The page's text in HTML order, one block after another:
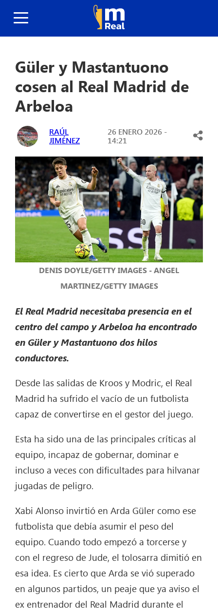
Güler y Mastantuono
cosen al Real Madrid de
Arbeloa
RAÚL
JIMÉNEZ
26 ENERO 2026 -
14:21
DENIS DOYLE/GETTY IMAGES - ANGEL
MARTINEZ/GETTY IMAGES
El Real Madrid necesitaba presencia en el
centro del campo y Arbeloa ha encontrado
en Güler y Mastantuono dos hilos
conductores.
Desde las salidas de Kroos y Modric, el Real
Madrid ha sufrido el vacío de un futbolista
capaz de convertirse en el gestor del juego.
Esta ha sido una de las principales críticas al
equipo, incapaz de gobernar, dominar e
incluso a veces con dificultades para hilvanar
jugadas de peligro.
Xabi Alonso invirtió en Arda Güler como ese
futbolista que debía asumir el peso del
equipo. Cuando todo empezó a torcerse y
con el regreso de Jude, el tolosarra dimitió en
esa idea. Es cierto que Arda se vió superado
en algunos partidos, un peaje que ya aviso el
ex entrenador del Real Madrid durante el